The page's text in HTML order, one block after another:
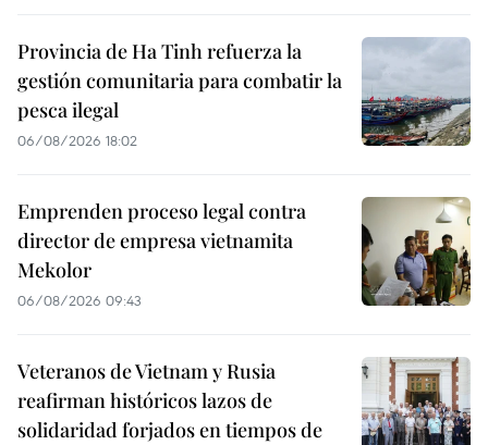
Provincia de Ha Tinh refuerza la
gestión comunitaria para combatir la
pesca ilegal
06/08/2026 18:02
Emprenden proceso legal contra
director de empresa vietnamita
Mekolor
06/08/2026 09:43
Veteranos de Vietnam y Rusia
reafirman históricos lazos de
solidaridad forjados en tiempos de